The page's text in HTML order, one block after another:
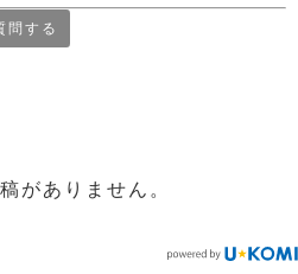
問する
がありません。